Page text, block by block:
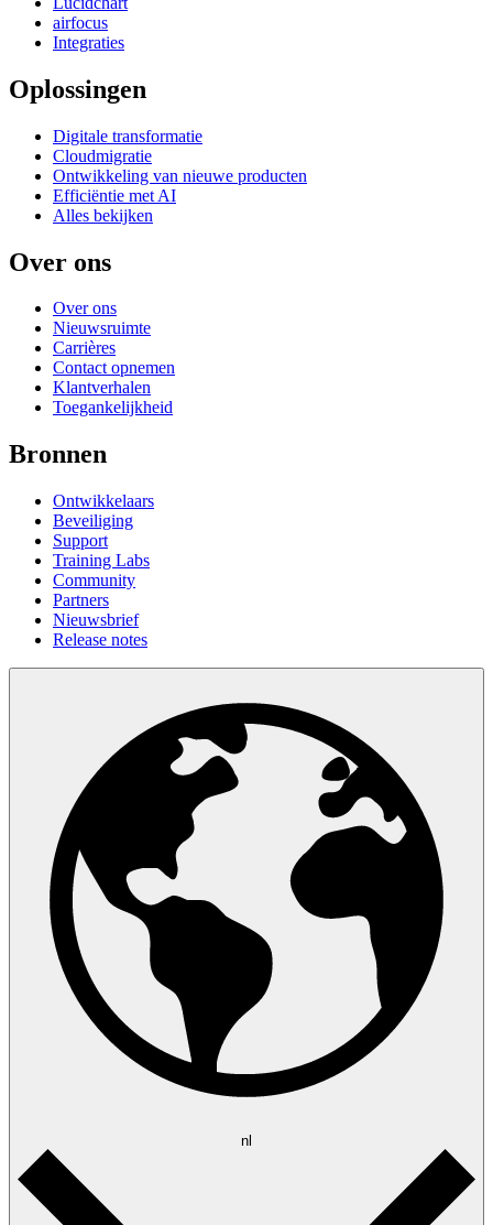
airfocus
Integraties
Oplossingen
Digitale transformatie
Cloudmigratie
Ontwikkeling van nieuwe producten
Efficiëntie met AI
Alles bekijken
Over ons
Over ons
Nieuwsruimte
Carrières
Contact opnemen
Klantverhalen
Toegankelijkheid
Bronnen
Ontwikkelaars
Beveiliging
Support
Training Labs
Community
Partners
Nieuwsbrief
Release notes
nl